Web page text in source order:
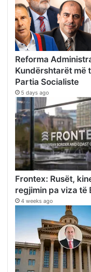
Reforma
Kundërshtarët më
Partia Socialiste
5 days ago
Frontex: Rusët,
regjimin pa viza të
4 weeks ago